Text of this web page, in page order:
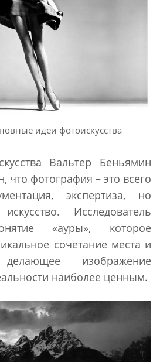
идеи фотоискусства
Вальтер Беньямин
что фотография – это всего
экспертиза, но
Исследователь
«ауры», которое
сочетание места и
изображение
наиболее ценным.